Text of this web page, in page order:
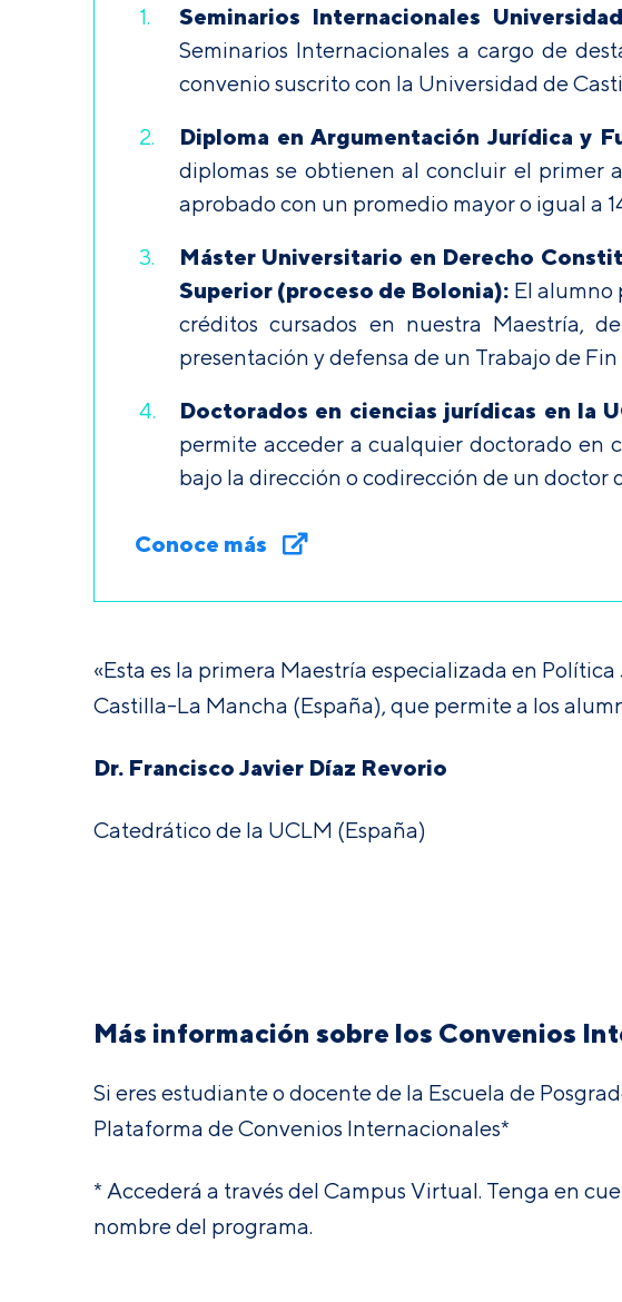
Seminarios Internacionales
Seminarios Internacionales a cargo de
convenio suscrito con la Universidad de
Diploma en Argumentación Jurídica y
diplomas se obtienen al concluir el primer
aprobado con un promedio mayor o igual a
Máster Universitario en Derecho
Superior (proceso de Bolonia): El alumno
créditos cursados en nuestra Maestría,
presentación y defensa de un Trabajo de Fin
Doctorados en ciencias jurídicas en la
permite acceder a cualquier doctorado en
bajo la dirección o codirección de un doctor
Conoce más
«Esta es la primera Maestría especializada en
Castilla-La Mancha (España), que permite a los
Dr. Francisco Javier Díaz Revorio
Catedrático de la UCLM (España)
Más información sobre los Convenios
Si eres estudiante o docente de la Escuela de
Plataforma de Convenios Internacionales*
* Accederá a través del Campus Virtual. Tenga en
nombre del programa.